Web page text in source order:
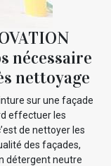
nécessaire
nettoyage
sur une façade
effectuer les
de nettoyer les
des façades,
détergent neutre